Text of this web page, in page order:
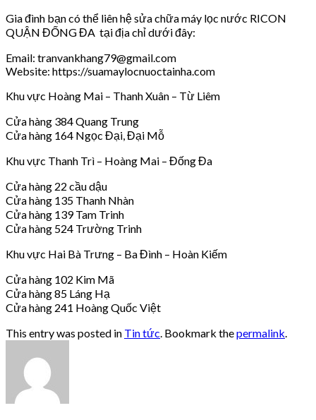
Gia đình bạn có thể liên hệ sửa chữa máy lọc nước RICON
QUẬN ĐỐNG ĐA tại địa chỉ dưới đây:
Email: tranvankhang79@gmail.com
Website: https://suamaylocnuoctainha.com
Khu vực Hoàng Mai – Thanh Xuân – Từ Liêm
Cửa hàng 384 Quang Trung
Cửa hàng 164 Ngọc Đại, Đại Mỗ
Khu vực Thanh Trì – Hoàng Mai – Đống Đa
Cửa hàng 22 cầu dậu
Cửa hàng 135 Thanh Nhàn
Cửa hàng 139 Tam Trinh
Cửa hàng 524 Trường Trinh
Khu vực Hai Bà Trưng – Ba Đình – Hoàn Kiếm
Cửa hàng 102 Kim Mã
Cửa hàng 85 Láng Hạ
Cửa hàng 241 Hoàng Quốc Việt
This entry was posted in Tin tức . Bookmark thepermalink